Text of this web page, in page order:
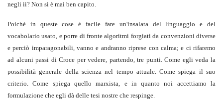
negli ii? Non si è mai ben capito.
Poiché in queste cose è facile fare un'insalata del linguaggio e del
vocabolario usato, e porre di fronte algoritmi forgiati da convenzioni diverse
e perciò imparagonabili, vanno e andranno riprese con calma; e ci rifaremo
ad alcuni passi di Croce per vedere, partendo, tre punti. Come egli veda la
possibilità generale della scienza nel tempo attuale. Come spiega il suo
criterio. Come spiega quello marxista, e in quanto noi accettiamo la
formulazione che egli dà delle tesi nostre che respinge.